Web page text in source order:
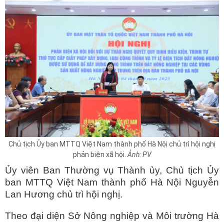
Chủ tịch Ủy ban MTTQ Việt Nam thành phố Hà Nội chủ trì hội nghị
phản biện xã hội. Ảnh: PV
Ủy viên Ban Thường vụ Thành ủy, Chủ tịch Ủy
ban MTTQ Việt Nam thành phố Hà Nội Nguyễn
Lan Hương chủ trì hội nghị.
Theo đại diện Sở Nông nghiệp và Môi trường Hà